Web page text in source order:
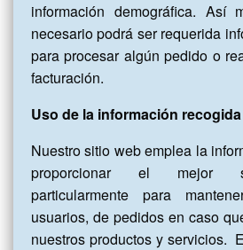
información demográfica. Así
necesario podrá ser requerida
para procesar algún pedido o
facturación.
Uso de la información recogida
Nuestro sitio web emplea la
proporcionar el mejor
particularmente para
usuarios, de pedidos en caso
nuestros productos y servicios.